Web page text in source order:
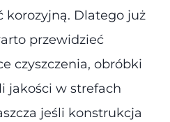
korozyjną. Dlatego już
przewidzieć
czyszczenia, obróbki
jakości w strefach
jeśli konstrukcja